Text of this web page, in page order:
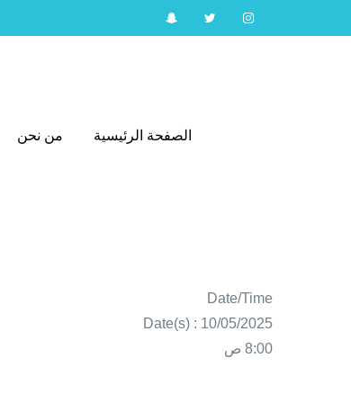
الصفحة الرئيسية من نحن
Date/Time
Date(s) : 10/05/2025
8:00 ص